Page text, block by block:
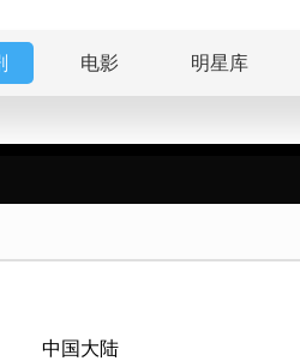
电影 明星库
中国大陆